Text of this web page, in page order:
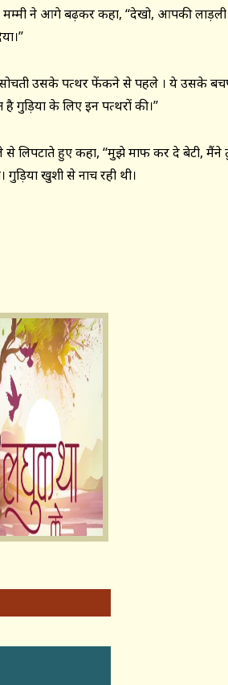
मम्मी ने आगे बढ़कर कहा, ‘‘देखो, आपकी
सोचती उसके पत्थर फेंकने से पहले । ये उसके
गुड़िया के लिए इन पत्थरों की।’’
से लिपटाते हुए कहा, ‘‘मुझे माफ कर दे बेटी,
खुशी से नाच रही थी।